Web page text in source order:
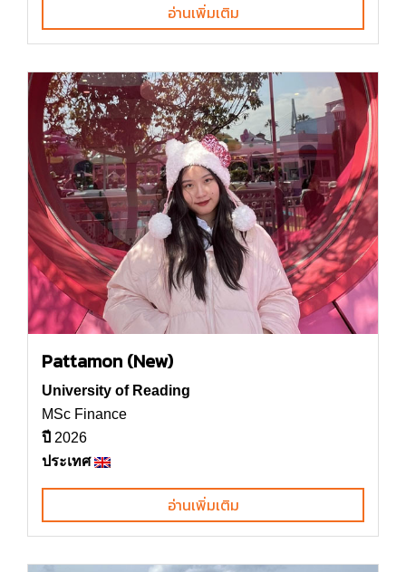
อ่านเพิ่มเติม
Pattamon (New)
University of Reading
MSc Finance
ปี 2026
ประเทศ
อ่านเพิ่มเติม